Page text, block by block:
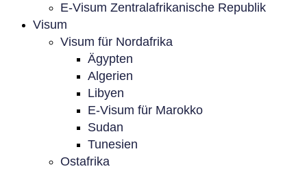
E-Visum Zentralafrikanische Republik
Visum
Visum für Nordafrika
Ägypten
Algerien
Libyen
E-Visum für Marokko
Sudan
Tunesien
Ostafrika